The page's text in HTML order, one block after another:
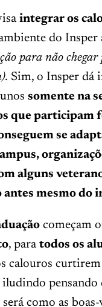
integrar os
do Insper
para não
Sim, o Insper dá
somente na
que participam
se
alguns
mesmo do
começam
, para todos os
calouros curtirem
iludindo pensando
como as boas-